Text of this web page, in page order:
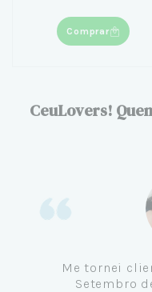
Comprar
CeuLovers!
Me tornei
Setembro